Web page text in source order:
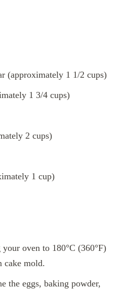
(approximately 1 1/2 cups)
1 3/4 cups)
2 cups)
1 cup)
oven to 180°C (360°F)
cake mold.
the eggs, baking powder,